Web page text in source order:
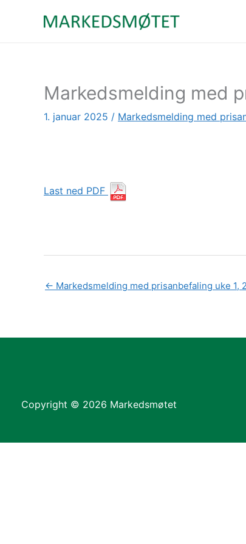
Markedsmelding med
1. januar 2025 / Markedsmelding med
Last ned PDF
← Markedsmelding med prisanbefaling uke 1,
Copyright © 2026 Markedsmøtet